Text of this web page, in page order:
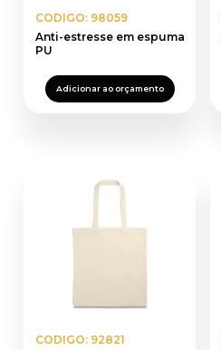
CODIGO: 98059
Anti-estresse em espuma
PU
Adicionar ao orçamento
CODIGO: 92821